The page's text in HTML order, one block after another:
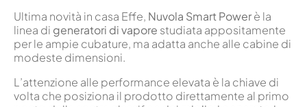
Ultima novità in casa Effe, Nuvola Smart Powerè la
linea di generatori di vapore studiata appositamente
per le ampie cubature, ma adatta anche alle cabine di
modeste dimensioni.
L’attenzione alle performance elevata è la chiave di
volta che posiziona il prodotto direttamente al primo